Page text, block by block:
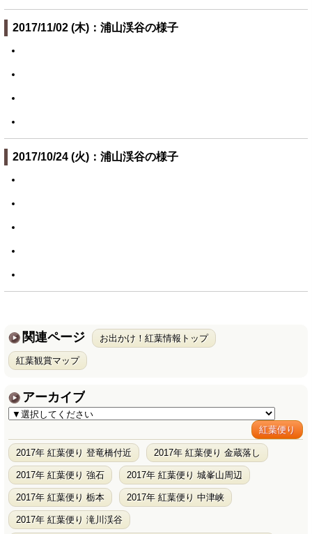
2017/11/02 (木)：浦山渓谷の様子
2017/10/24 (火)：浦山渓谷の様子
関連ページ お出かけ！紅葉情報トップ
紅葉観賞マップ
アーカイブ
紅葉便り
2017年 紅葉便り 登竜橋付近 2017年 紅葉便り 金蔵落し
2017年 紅葉便り 強石 2017年 紅葉便り 城峯山周辺
2017年 紅葉便り 栃本 2017年 紅葉便り 中津峡
2017年 紅葉便り 滝川渓谷